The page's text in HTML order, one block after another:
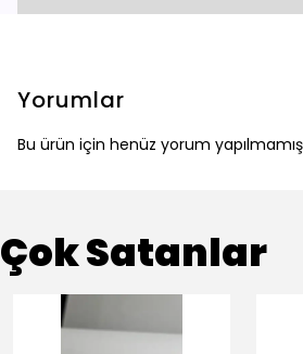
Yorumlar
Bu ürün için henüz yorum
Çok Satanlar